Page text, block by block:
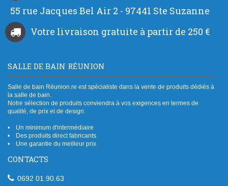
55 rue Jacques Bel Air 2 - 97441 Ste Suzanne
Votre livraison gratuite à partir de 250 €
SALLE DE BAIN RÉUNION
Salle de bain Réunion.re est spécialiste dans la vente de produits dédiés à
la salle de bain.
Notre sélection de produits conviendra à vos exigences en termes de
qualité, de prix et de design.
• Un minimum d'intermédiaire
• Des produits direct fabricants.
• Une garantie du meilleur prix.
CONTACTS
0692 01.90.63